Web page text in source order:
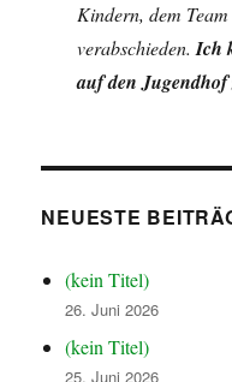
Kindern, dem
verabschieden.Ich
auf den
NEUESTE
(kein Titel)
26. Juni 2026
(kein Titel)
25. Juni 2026